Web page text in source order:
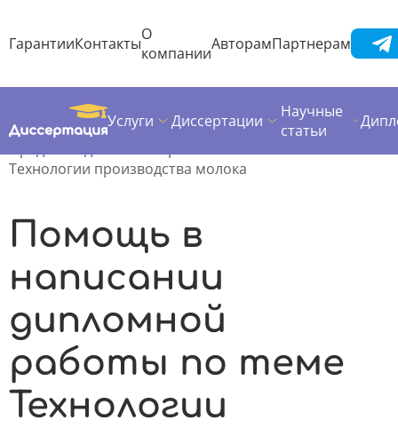
ГарантииКонтактыО
компанииАвторамПартнерам
Услуги Диссертации
Научные
статьи
ДиссертацияДипломная работа
Технологии производства молока
Помощь в
написании
дипломной
работы по теме
Технологии